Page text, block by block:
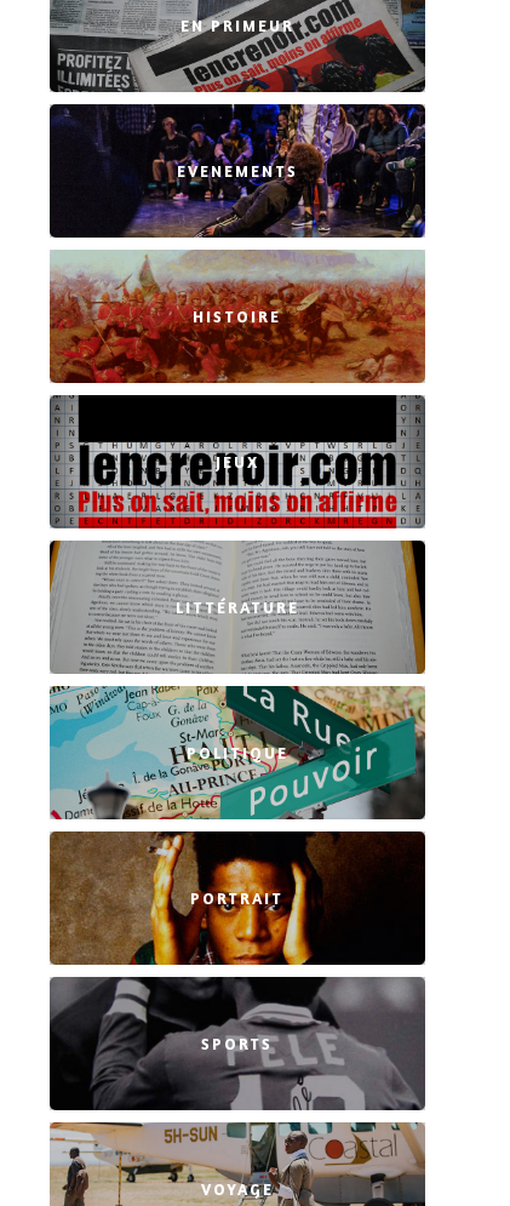
EN PRIMEUR
EVENEMENTS
HISTOIRE
JEUX
LITTÉRATURE
POLITIQUE
PORTRAIT
SPORTS
VOYAGE